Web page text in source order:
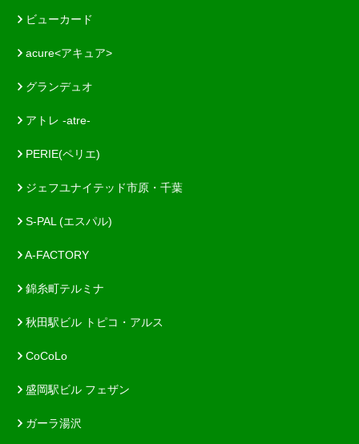
ビューカード
acure<アキュア>
グランデュオ
アトレ -atre-
PERIE(ペリエ)
ジェフユナイテッド市原・千葉
S-PAL (エスパル)
A-FACTORY
錦糸町テルミナ
秋田駅ビル トピコ・アルス
CoCoLo
盛岡駅ビル フェザン
ガーラ湯沢